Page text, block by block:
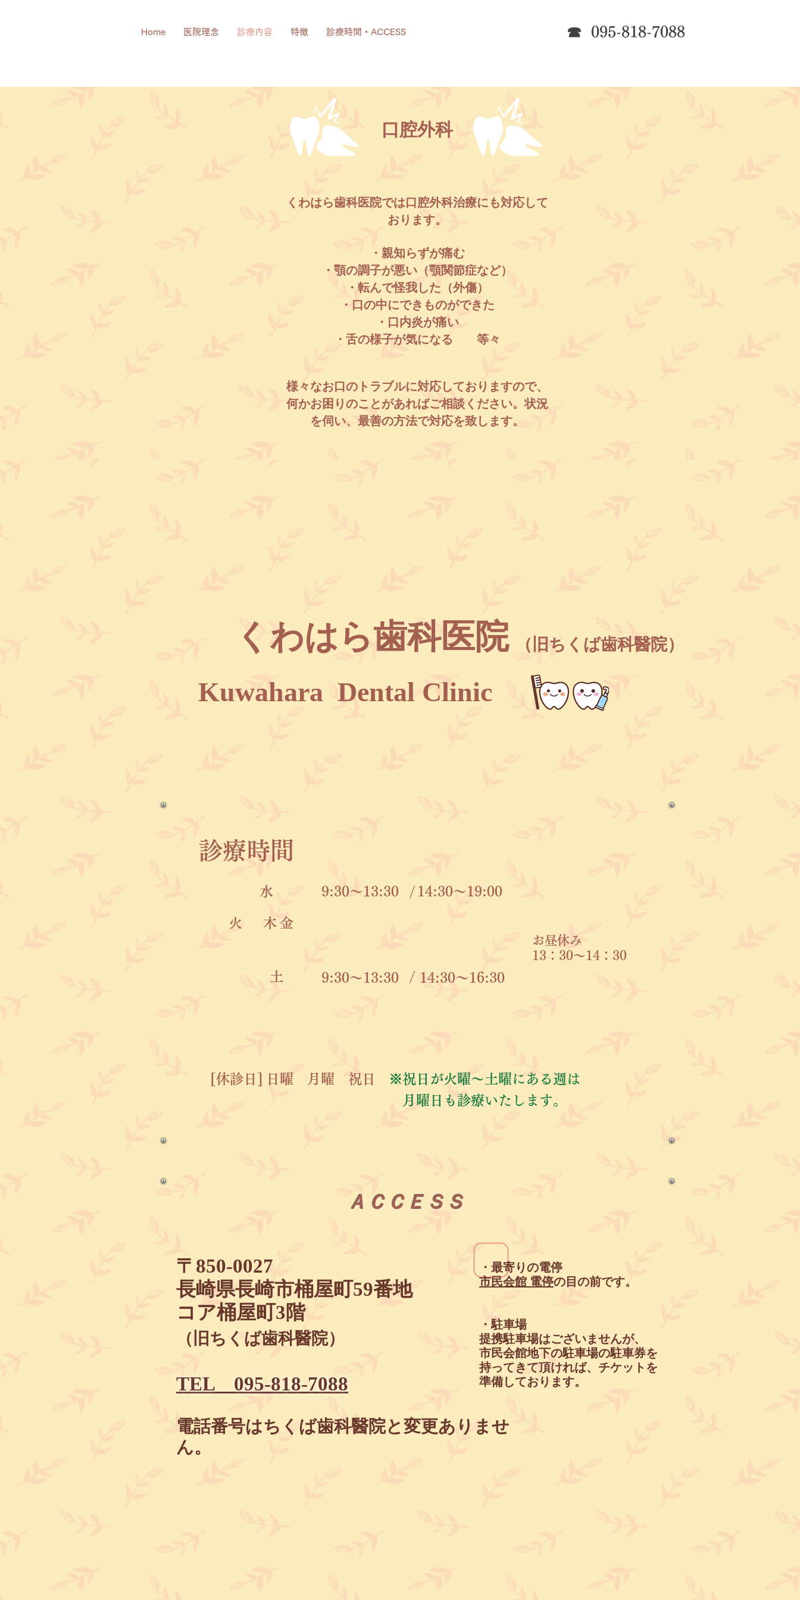
Home 医院理念 診療内容 特徴 診療時間・ACCESS ☎ 095-818-7088
​口腔外科
くわはら歯科医院では口腔外科治療にも対応して
おります。
・親知らずが痛む
・顎の調子が悪い（顎関節症など）
・転んで怪我した（外傷）
・口の中にできものができた
・口内炎が痛い
・舌の様子が気になる 等々
様々なお口のトラブルに対応しておりますので、
何かお困りのことがあればご相談ください。状況
を伺い、最善の方法で対応を致します。
​くわはら歯科医院 （旧ちくば歯科醫院）
Kuwahara Dental Clinic
​診療時間
火 木金
水 9:30〜13:30 14:30〜19:00
/
土 9:30〜13:30/ 14:30〜16:30
お昼休み
​13：30～14：30
日曜 月曜 祝日
[休診日]
※祝日が火曜～土曜にある週は
月曜日も診療いたします。
ＡＣＣＥＳＳ
〒850-0027
長崎県長崎市桶屋町59番地
コア桶屋町3階
（旧ちくば歯科醫院）
​TEL 095-818-7088
​電話番号はちくば歯科醫院と変更ありませ
ん。
・最寄りの電停
市民会館 電停の目の前です。
​・駐車場
​提携駐車場はございませんが、
市民会館地下の駐車場の駐車券を
持ってきて頂ければ、チケットを
準備しております。​